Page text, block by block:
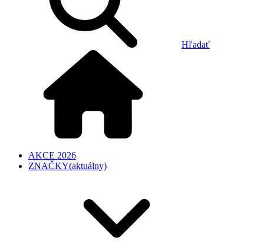
Hľadať
AKCE 2026
ZNAČKY(aktuálny)